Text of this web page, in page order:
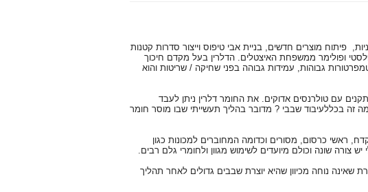
פיתוח מוצרים חדשים, בניית אבי טיפוס וייצור סדרות קטנות
ופולימר ממשפחת האיצטלים. הדלרין בעל מקדם חיכוך
גבוהות, עמידות גבוהה בפני שחיקה / שריטות והוא
עם טולרנסים אדוקים. את החומר דלרין ניתן לעבד
זה בכללעיבוד שבבי ? מדובר בהליך תעשייתי שבו מוסר חומר
ראשי כרסום, מסורים וכדומה המחוברים למכונות כגון
שונה וכולם מיועדים לשימוש מגוון ולחומרי גלם רבים.
שאינה נוחה מכיוון שהיא יוצרת שבבים גדולים לאחר תהליך